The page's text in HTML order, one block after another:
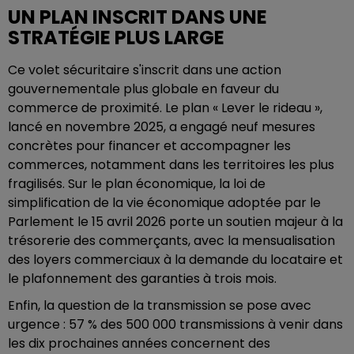
UN PLAN INSCRIT DANS UNE
STRATÉGIE PLUS LARGE
Ce volet sécuritaire s'inscrit dans une action
gouvernementale plus globale en faveur du
commerce de proximité. Le plan « Lever le rideau »,
lancé en novembre 2025, a engagé neuf mesures
concrètes pour financer et accompagner les
commerces, notamment dans les territoires les plus
fragilisés. Sur le plan économique, la loi de
simplification de la vie économique adoptée par le
Parlement le 15 avril 2026 porte un soutien majeur à la
trésorerie des commerçants, avec la mensualisation
des loyers commerciaux à la demande du locataire et
le plafonnement des garanties à trois mois.
Enfin, la question de la transmission se pose avec
urgence : 57 % des 500 000 transmissions à venir dans
les dix prochaines années concernent des